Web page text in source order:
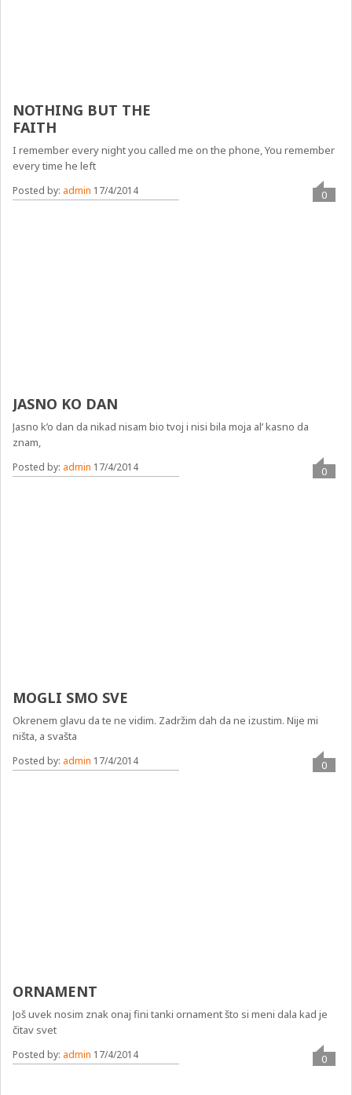
NOTHING BUT THE
FAITH
I remember every night you called me on the phone, You remember
every time he left
Posted by: admin 17/4/2014 0
JASNO KO DAN
Jasno k’o dan da nikad nisam bio tvoj i nisi bila moja al’ kasno da
znam,
Posted by: admin 17/4/2014 0
MOGLI SMO SVE
Okrenem glavu da te ne vidim. Zadržim dah da ne izustim. Nije mi
ništa, a svašta
Posted by: admin 17/4/2014 0
ORNAMENT
Još uvek nosim znak onaj fini tanki ornament što si meni dala kad je
čitav svet
Posted by: admin 17/4/2014 0